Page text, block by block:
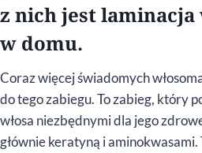
z nich jest laminacja
w domu.
Coraz więcej świadomych
do tego zabiegu. To zabieg, który
włosa niezbędnymi dla jego
głównie keratyną i aminokwasami.